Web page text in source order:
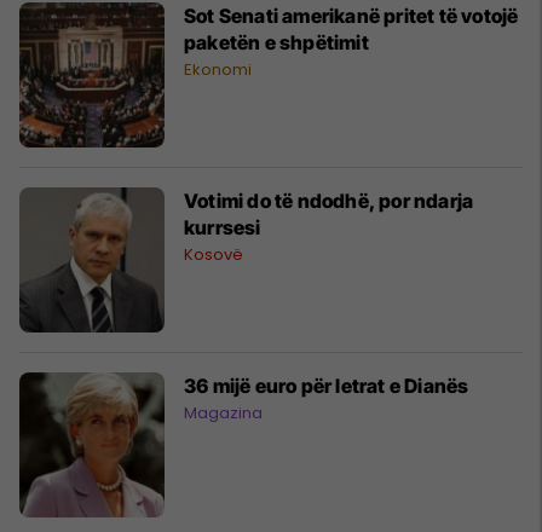
Sot Senati amerikanë pritet të votojë
paketën e shpëtimit
Ekonomi
Votimi do të ndodhë, por ndarja
kurrsesi
Kosovë
36 mijë euro për letrat e Dianës
Magazina